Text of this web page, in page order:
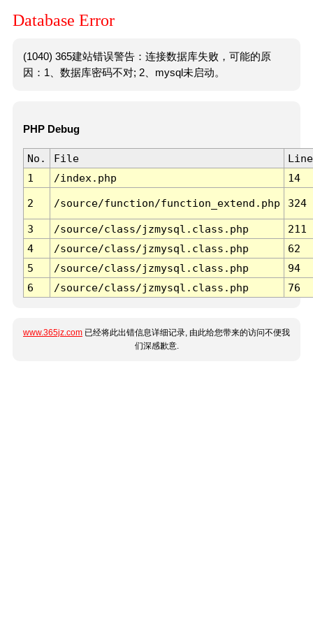
Database Error
(1040) 365建站错误警告：连接数据库失败，可能的原
因：1、数据库密码不对; 2、mysql未启动。
PHP Debug
No. File
Line
1
/index.php 14
2 /source/function/function_extend.php 324
3 /source/class/jzmysql.class.php
211
4
/source/class/jzmysql.class.php
62
5
/source/class/jzmysql.class.php
94
6
/source/class/jzmysql.class.php 76
www.365jz.com 已经将此出错信息详细记录, 由此给您带来的访问不便我
们深感歉意.